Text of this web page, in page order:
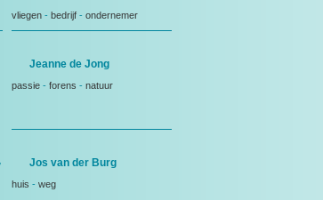
vliegen - bedrijf - ondernemer
Jeanne de Jong
passie - forens - natuur
Jos van der Burg
huis - weg